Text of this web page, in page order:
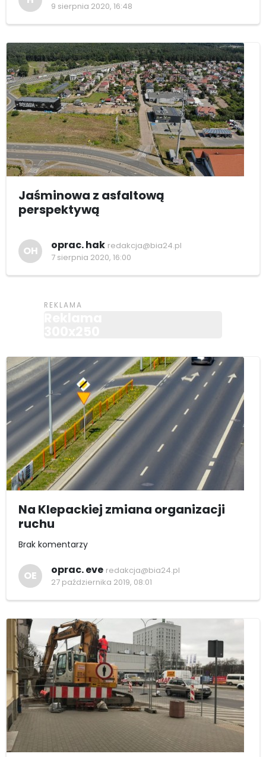
9 sierpnia 2020, 16:48
Jaśminowa z asfaltową
perspektywą
OH oprac. hak redakcja@bia24.pl
7 sierpnia 2020, 16:00
Na Klepackiej zmiana organizacji
ruchu
Brak komentarzy
OE oprac. eve redakcja@bia24.pl
27 października 2019, 08:01